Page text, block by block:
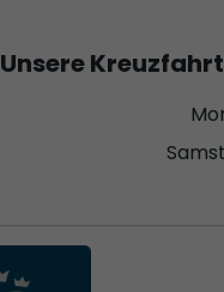
Unsere